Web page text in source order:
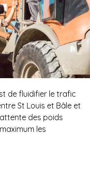
de fluidifier le trafic
St Louis et Bâle et
des poids
les